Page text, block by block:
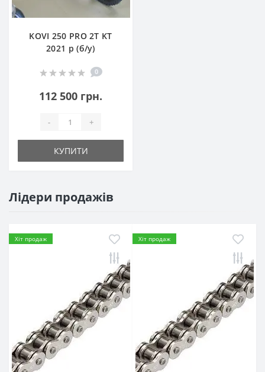
KOVI 250 PRO 2T KT
2021 р (б/у)
0
112 500 грн.
- +
КУПИТИ
Лідери продажів
Хіт продаж Хіт продаж